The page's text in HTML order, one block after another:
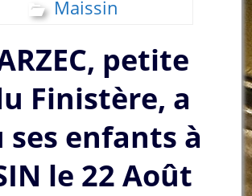
Maissin
petite
Finistère, a
ses enfants à
le 22 Août